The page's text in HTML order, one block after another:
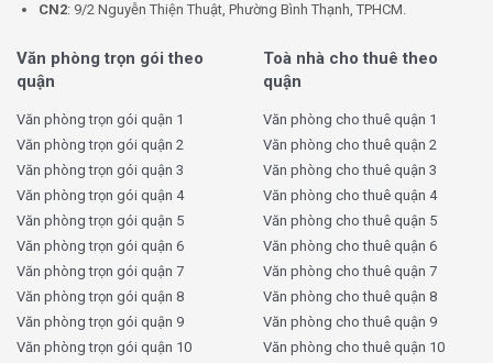
CN2: 9/2 Nguyễn Thiện Thuật, Phường Bình Thạnh, TPHCM.
Văn phòng trọn gói theo
quận
Văn phòng trọn gói quận 1
Văn phòng trọn gói quận 2
Văn phòng trọn gói quận 3
Văn phòng trọn gói quận 4
Văn phòng trọn gói quận 5
Văn phòng trọn gói quận 6
Văn phòng trọn gói quận 7
Văn phòng trọn gói quận 8
Văn phòng trọn gói quận 9
Văn phòng trọn gói quận 10
Toà nhà cho thuê theo
quận
Văn phòng cho thuê quận 1
Văn phòng cho thuê quận 2
Văn phòng cho thuê quận 3
Văn phòng cho thuê quận 4
Văn phòng cho thuê quận 5
Văn phòng cho thuê quận 6
Văn phòng cho thuê quận 7
Văn phòng cho thuê quận 8
Văn phòng cho thuê quận 9
Văn phòng cho thuê quận 10